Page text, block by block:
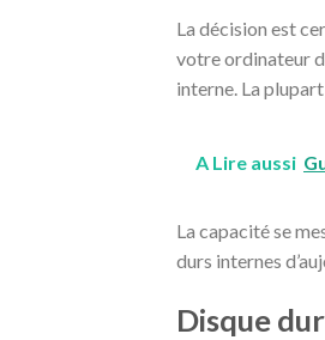
La décision est
votre ordinateur
interne. La
A Lire aussi
La capacité se
durs internes
Disque